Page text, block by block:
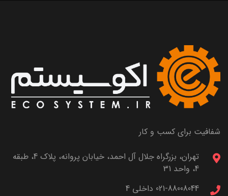
شفافیت برای کسب و کار
تهران، بزرگراه جلال آل احمد، خیابان پروانه، پلاک 4، طبقه
4، واحد 31
021-88008044 داخلی 4